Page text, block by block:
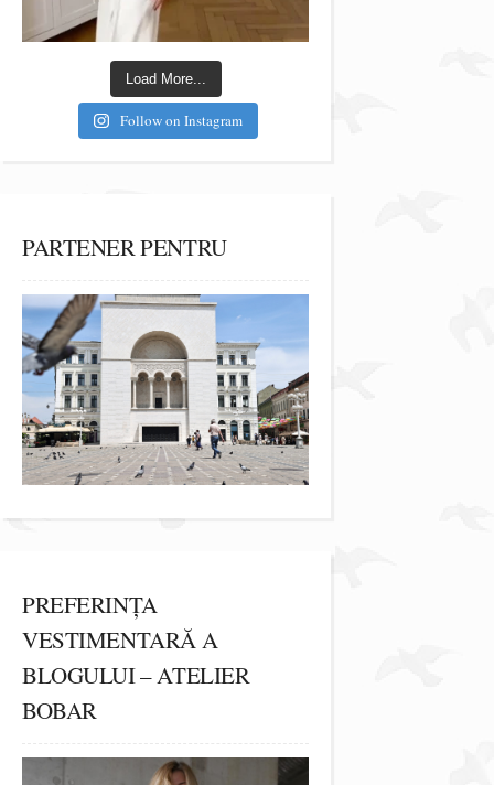
Load More...
Follow on Instagram
PARTENER PENTRU
PREFERINȚA
VESTIMENTARĂ A
BLOGULUI – ATELIER
BOBAR